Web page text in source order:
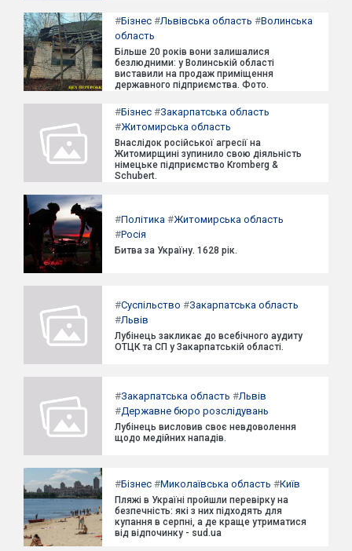
#Бізнес #Львівська область #Волинська
область
Більше 20 років вони залишалися
безлюдними: у Волинській області
виставили на продаж приміщення
державного підприємства. Фото.
#Бізнес #Закарпатська область
#Житомирська область
Внаслідок російської агресії на
Житомирщині зупинило свою діяльність
німецьке підприємство Kromberg &
Schubert.
#Політика #Житомирська область
#Росія
Битва за Україну. 1628 рік.
#Суспільство #Закарпатська область
#Львів
Лубінець закликає до всебічного аудиту
ОТЦК та СП у Закарпатській області.
#Закарпатська область #Львів
#Державне бюро розслідувань
Лубінець висловив своє невдоволення
щодо медійних нападів.
#Бізнес #Миколаївська область #Київ
Пляжі в Україні пройшли перевірку на
безпечність: які з них підходять для
купання в серпні, а де краще утриматися
від відпочинку - sud.ua